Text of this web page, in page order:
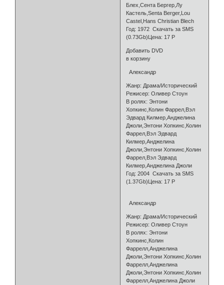
Блех,Сента Бергер,Лу
Кастель,Senta Berger,Lou
Castel,Hans Christian Blech
Год: 1972 Скачать за SMS
(0.73Gb)Цена: 17 Р
Добавить DVD
в корзину
Александр
Жанр: Драма/Исторический
Режисер: Оливер Стоун
В ролях: Энтони
Хопкинс,Колин Фаррел,Вэл
Эдвард Килмер,Анджелина
Джоли,Энтони Хопкинс,Колин
Фаррел,Вэл Эдвард
Килмер,Анджелина
Джоли,Энтони Хопкинс,Колин
Фаррел,Вэл Эдвард
Килмер,Анджелина Джоли
Год: 2004 Скачать за SMS
(1.37Gb)Цена: 17 Р
Александр
Жанр: Драма/Исторический
Режисер: Оливер Стоун
В ролях: Энтони
Хопкинс,Колин
Фаррелл,Анджелина
Джоли,Энтони Хопкинс,Колин
Фаррелл,Анджелина
Джоли,Энтони Хопкинс,Колин
Фаррелл,Анджелина Джоли